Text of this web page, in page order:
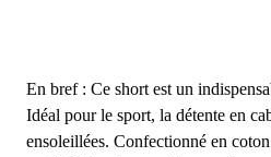
En bref : Ce short est un
Idéal pour le sport, la détente en
ensoleillées. Confectionné en